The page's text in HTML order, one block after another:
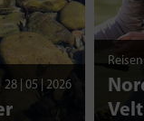
28 | 05 | 2026
Reisen